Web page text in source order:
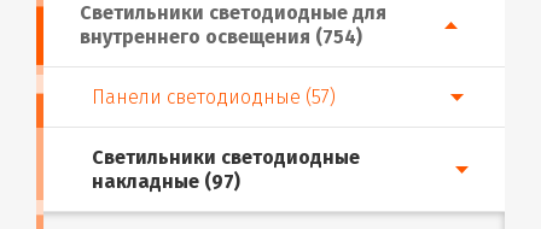
Светильники светодиодные для
внутреннего освещения (754)
Панели светодиодные (57)
Светильники светодиодные
накладные (97)